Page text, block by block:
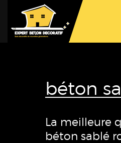
PROJETS
TRAVAUX
NOUS
béton
La meilleure
béton sablé